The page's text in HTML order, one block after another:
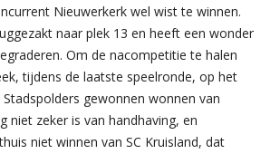
Nieuwerkerk wel wist te winnen.
naar plek 13 en heeft een wonder
Om de nacompetitie te halen
tijdens de laatste speelronde, op het
gewonnen wonnen van
niet zeker is van handhaving, en
niet winnen van SC Kruisland, dat